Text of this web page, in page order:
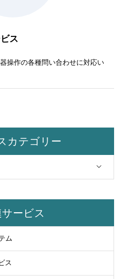
ス
操作の各種問い合わせに対応い
カテゴリー
ービス
ム
ス